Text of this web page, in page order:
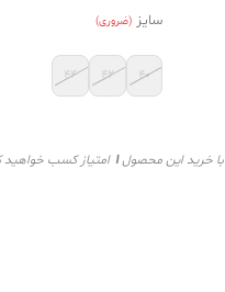
سایز (ضروری)
۴۰ ۴۲ ۴۴
با خرید این محصول1 امتیاز کسب خواهید